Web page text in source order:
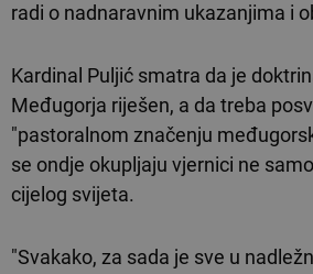
radi o nadnaravnim ukazanjima i
Kardinal Puljić smatra da je
Međugorja riješen, a da treba
"pastoralnom značenju
se ondje okupljaju vjernici ne
cijelog svijeta.
"Svakako, za sada je sve u